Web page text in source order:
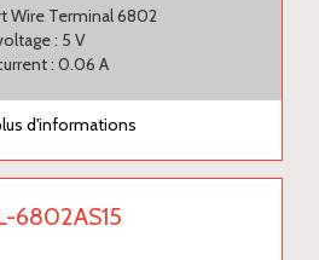
Wire Terminal 6802
: 5 V
: 0.06 A
d'informations
6802AS15